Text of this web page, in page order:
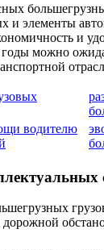
и элементы
и
можно
водителю